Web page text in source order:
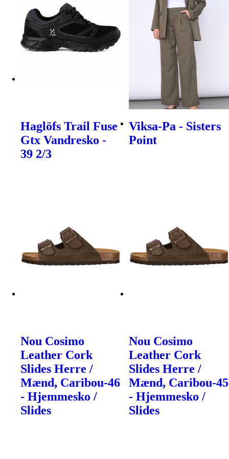
Haglöfs Trail Fuse
Gtx Vandresko -
39 2/3
Viksa-Pa - Sisters
Point
Nou Cosimo
Leather Cork
Slides Herre /
Mænd, Caribou-46
- Hjemmesko /
Slides
Nou Cosimo
Leather Cork
Slides Herre /
Mænd, Caribou-45
- Hjemmesko /
Slides